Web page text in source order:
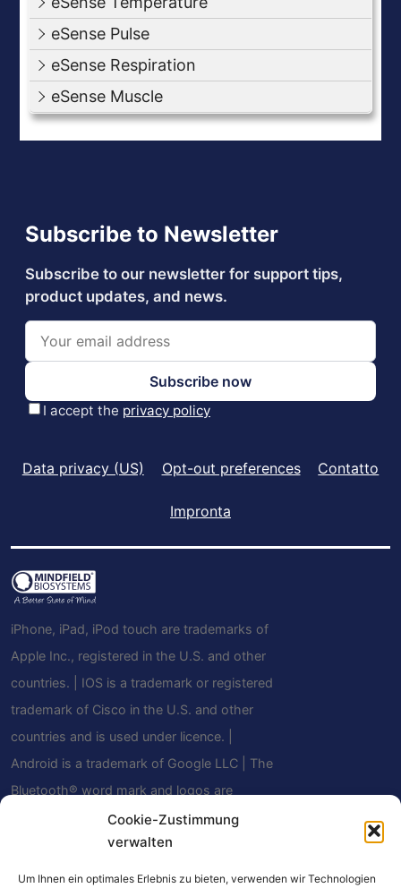
Cookie-Zustimmung
verwalten
Um Ihnen ein optimales Erlebnis zu bieten, verwenden wir Technologien
eSense Pulse
eSense Respiration
eSense Muscle
Data privacy (US) Opt-out preferences Contatto
Impronta
iPhone, iPad, iPod touch are trademarks of
Apple Inc., registered in the U.S. and other
countries. | IOS is a trademark or registered
trademark of Cisco in the U.S. and other
countries and is used under licence. |
Android is a trademark of Google LLC | The
Bluetooth® word mark and logos are
registered trademarks owned by Bluetooth
SIG, Inc. and any use of such marks by